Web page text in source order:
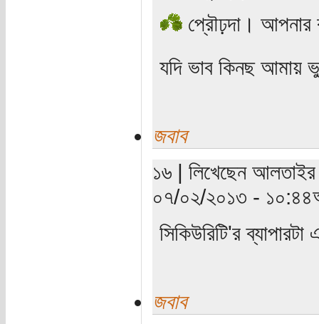
প্রৌঢ়দা। আপনার
যদি ভাব কিনছ আমায়
জবাব
১৬ | লিখেছেন আলতাইর
০৭/০২/২০১৩ -
সিকিউরিটি'র
জবাব